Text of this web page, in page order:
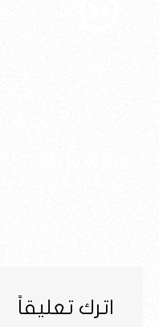
اترك تعليقاً